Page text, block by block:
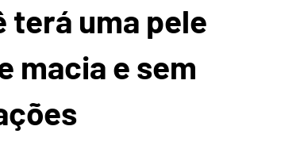
terá uma pele
macia e sem